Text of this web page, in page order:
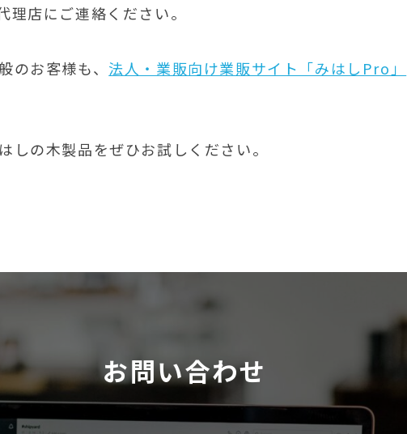
店にご連絡ください。
のお客様も、 法人・業販向け業販サイト「みはしPro」
しの木製品をぜひお試しください。
お問い合わせ